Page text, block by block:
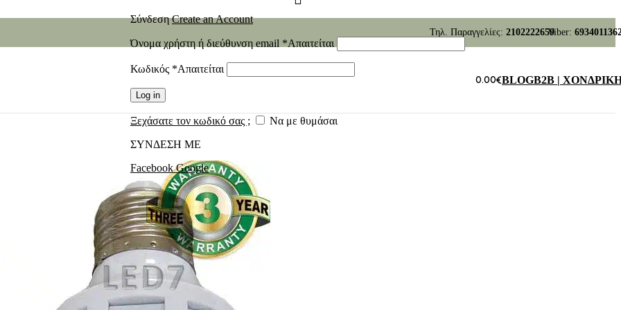
Τηλ. Παραγγελίες: 2102222659Viber:
ΣύνδεσηCreate an Account
Όνομα χρήστη ή διεύθυνση email *Απαιτείται
Κωδικός *Απαιτείται
Log in
Ξεχάσατε τον κωδικό σας ;
Να με θυμάσαι
ΣΥΝΔΕΣΗ ΜΕ
FacebookGoogle
0.00€BLOGB2B |